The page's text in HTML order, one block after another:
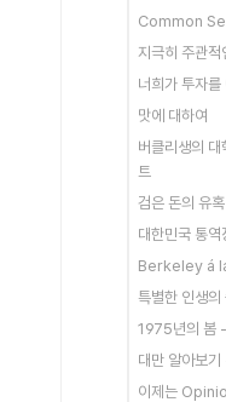
Common
지극히 주관
너희가 투자를
맛에 대하여
버클리생의
트
검은 돈의 유
대한민국 통
Berkeley á
특별한 인생의
1975년의 봄
대만 알아보
이제는